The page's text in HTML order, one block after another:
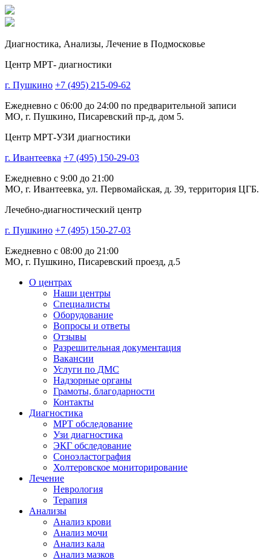
Диагностика, Анализы, Лечение в Подмосковье
Центр МРТ- диагностики
г. Пушкино +7 (495) 215-09-62
Ежедневно с 06:00 до 24:00 по предварительной записи
МО, г. Пушкино, Писаревский пр-д, дом 5.
Центр МРТ-УЗИ диагностики
г. Ивантеевка +7 (495) 150-29-03
Ежедневно с 9:00 до 21:00
МО, г. Ивантеевка, ул. Первомайская, д. 39, территория ЦГБ.
Лечебно-диагностический центр
г. Пушкино +7 (495) 150-27-03
Ежедневно с 08:00 до 21:00
МО, г. Пушкино, Писаревский проезд, д.5
О центрах
Наши центры
Специалисты
Оборудование
Вопросы и ответы
Отзывы
Разрешительная документация
Вакансии
Услуги по ДМС
Надзорные органы
Грамоты, благодарности
Контакты
Диагностика
МРТ обследование
Узи диагностика
ЭКГ обследование
Соноэластография
Холтеровское мониторирование
Лечение
Неврология
Терапия
Анализы
Анализ крови
Анализ мочи
Анализ кала
Анализ мазков